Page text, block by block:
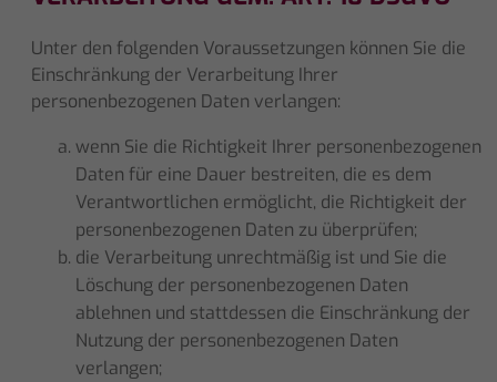
Unter den folgenden Voraussetzungen können Sie die
Einschränkung der Verarbeitung Ihrer
personenbezogenen Daten verlangen:
wenn Sie die Richtigkeit Ihrer personenbezogenen
Daten für eine Dauer bestreiten, die es dem
Verantwortlichen ermöglicht, die Richtigkeit der
personenbezogenen Daten zu überprüfen;
die Verarbeitung unrechtmäßig ist und Sie die
Löschung der personenbezogenen Daten
ablehnen und stattdessen die Einschränkung der
Nutzung der personenbezogenen Daten
verlangen;